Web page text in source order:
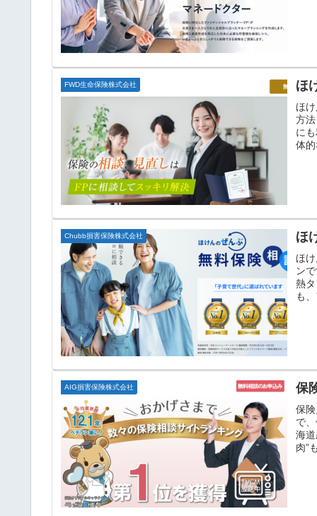
FWD生命保険株式会社 ほ
ほ
方
に
体
Chubb損害保険株式会社 ほ
ほ
ン
熱
も
AIG損害保険株式会社 保
保
で
海
肉”